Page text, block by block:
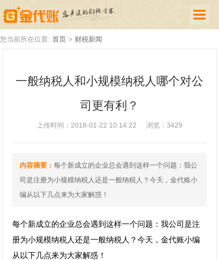
代理记账
厦门落户
财税新闻
关于我们
诚聘英才
您当前所在位置: 首页 > 财税新闻
一般纳税人和小规模纳税人哪个对公
司更有利？
上传时间：2018-01-22 10:14:22 浏览：3429
内容摘要：每个新成立的企业总会遇到这样一个问题：我公
司是注册为小规模纳税人还是一般纳税人？今天，金代账小
编从以下几点来为大家解惑！
每个新成立的企业总会遇到这样一个问题：我公司是注
册为小规模纳税人还是一般纳税人？今天，金代账小编
从以下几点来为大家解惑！